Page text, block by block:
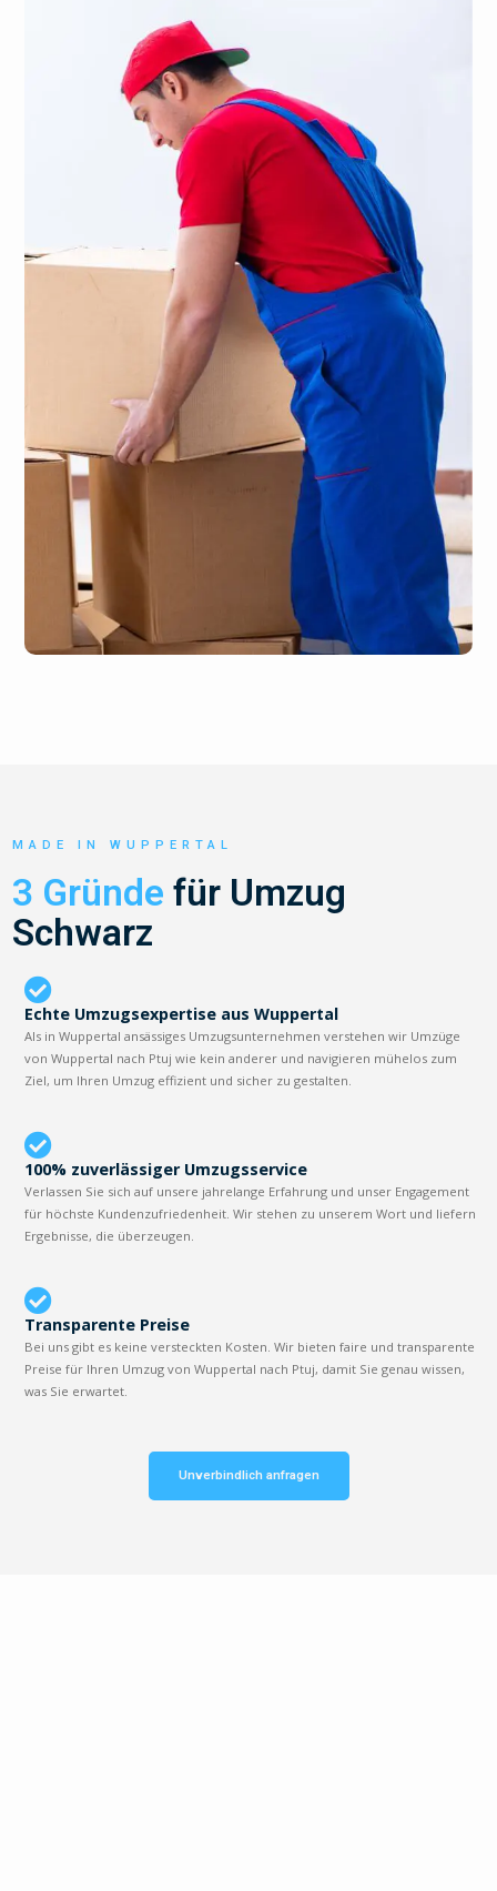
MADE IN WUPPERTAL
3 Gründe für Umzug
Schwarz
Echte Umzugsexpertise aus Wuppertal
Als in Wuppertal ansässiges Umzugsunternehmen verstehen wir Umzüge
von Wuppertal nach Ptuj wie kein anderer und navigieren mühelos zum
Ziel, um Ihren Umzug effizient und sicher zu gestalten.
100% zuverlässiger Umzugsservice
Verlassen Sie sich auf unsere jahrelange Erfahrung und unser Engagement
für höchste Kundenzufriedenheit. Wir stehen zu unserem Wort und liefern
Ergebnisse, die überzeugen.
Transparente Preise
Bei uns gibt es keine versteckten Kosten. Wir bieten faire und transparente
Preise für Ihren Umzug von Wuppertal nach Ptuj, damit Sie genau wissen,
was Sie erwartet.
Unverbindlich anfragen